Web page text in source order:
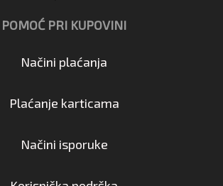
POMOĆ PRI KUPOVINI
Načini plaćanja
Plaćanje karticama
Načini isporuke